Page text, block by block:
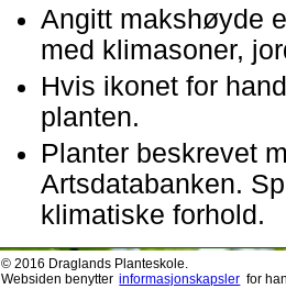
Angitt makshøyde
med klimasoner,
Hvis ikonet for
planten.
Planter beskrevet
Artsdatabanken.
klimatiske forhold.
© 2016 Draglands Planteskole.
Websiden benytter informasjonskapsler for